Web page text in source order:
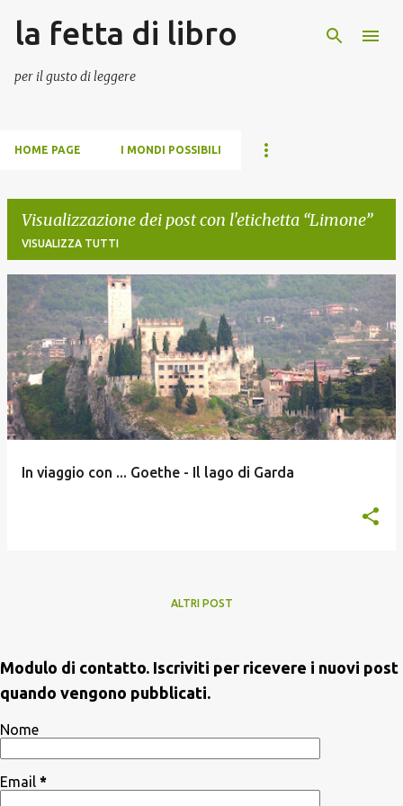
Passa ai contenuti principali
la fetta di libro
per il gusto di leggere
HOME PAGE I MONDI POSSIBILI
Visualizzazione dei post con l'etichetta Limone
VISUALIZZA TUTTI
P
o
s
t
In viaggio con ... Goethe - Il lago di Garda
ALTRI POST
Modulo di contatto. Iscriviti per ricevere i nuovi post
quando vengono pubblicati.
Nome
Email *